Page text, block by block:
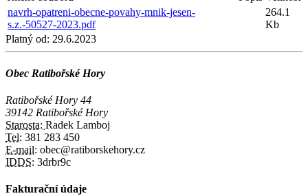
navrh-opatreni-obecne-povahy-mnik-jesen-
s.z.-50527-2023.pdf
264.1
Kb
Platný od: 29.6.2023
Obec Ratibořské Hory
Ratibořské Hory 44
39142 Ratibořské Hory
Starosta: Radek Lamboj
Tel: 381 283 450
E-mail: obec@ratiborskehory.cz
IDDS: 3drbr9c
Fakturační údaje